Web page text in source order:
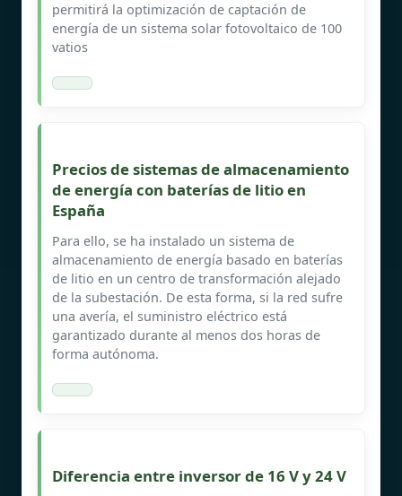
permitirá la optimización de captación de
energía de un sistema solar fotovoltaico de 100
vatios
Precios de sistemas de almacenamiento
de energía con baterías de litio en
España
Para ello, se ha instalado un sistema de
almacenamiento de energía basado en baterías
de litio en un centro de transformación alejado
de la subestación. De esta forma, si la red sufre
una avería, el suministro eléctrico está
garantizado durante al menos dos horas de
forma autónoma.
Diferencia entre inversor de 16 V y 24 V